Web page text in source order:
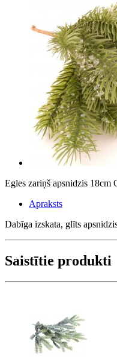
Egles zariņš apsnidzis 18cm
Apraksts
Dabīga izskata, glīts
Saistītie produkti